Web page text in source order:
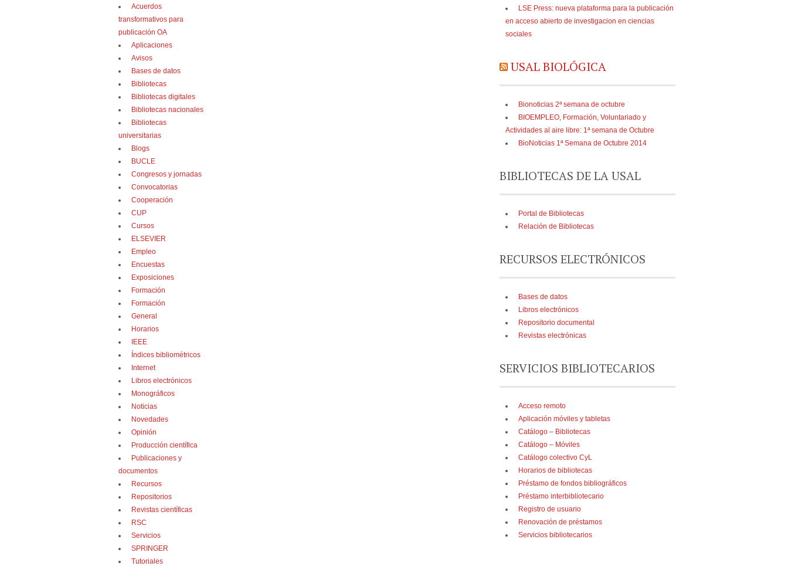
LSE Press: nueva plataforma para la publicación
en acceso abierto de investigacion en ciencias
sociales
USAL BIOLÓGICA
Bionoticias 2ª semana de octubre
BIOEMPLEO, Formación, Voluntariado y
Actividades al aire libre: 1ª semana de Octubre
BioNoticias 1ª Semana de Octubre 2014
BIBLIOTECAS DE LA USAL
Portal de Bibliotecas
Relación de Bibliotecas
RECURSOS ELECTRÓNICOS
Bases de datos
Libros electrónicos
Repositorio documental
Revistas electrónicas
SERVICIOS BIBLIOTECARIOS
Acceso remoto
Aplicación móviles y tabletas
Catálogo – Bibliotecas
Catálogo – Móviles
Catálogo colectivo CyL
Horarios de bibliotecas
Préstamo de fondos bibliográficos
Préstamo interbibliotecario
Registro de usuario
Renovación de préstamos
Servicios bibliotecarios
Acuerdos
transformativos para
publicación OA
Aplicaciones
Avisos
Bases de datos
Bibliotecas
Bibliotecas digitales
Bibliotecas nacionales
Bibliotecas
universitarias
Blogs
BUCLE
Congresos y jornadas
Convocatorias
Cooperación
CUP
Cursos
ELSEVIER
Empleo
Encuestas
Exposiciones
Formación
Formación
General
Horarios
IEEE
Índices bibliométricos
Internet
Libros electrónicos
Monográficos
Noticias
Novedades
Opinión
Producción científica
Publicaciones y
documentos
Recursos
Repositorios
Revistas científicas
RSC
Servicios
SPRINGER
Tutoriales